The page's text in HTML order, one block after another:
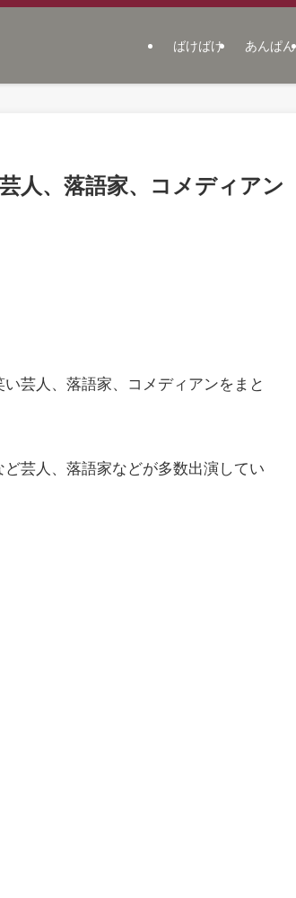
ばけばけ あんぱん
人、落語家、コメディアン
芸人、落語家、コメディアンをまと
芸人、落語家などが多数出演してい